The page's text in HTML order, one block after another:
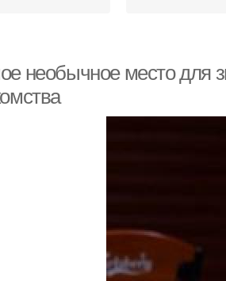
необычное место для